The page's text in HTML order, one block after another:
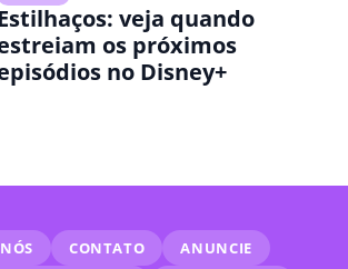
veja quando
os próximos
no Disney+
CONTATO ANUNCIE